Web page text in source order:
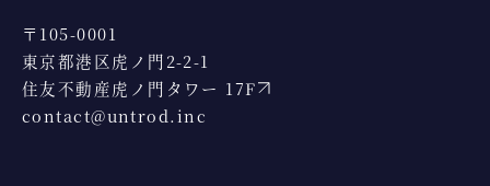
〒105-0001
東京都港区虎ノ門2-2-1
住友不動産虎ノ門タワー 17F
contact@untrod.inc